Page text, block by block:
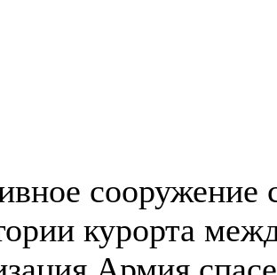
сооружение
курорта